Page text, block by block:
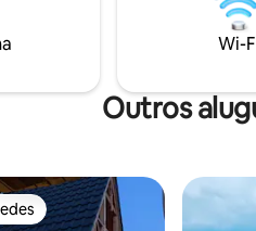
em qualquer
ótima
curtas
casa de
privativo
Wi-
Outros